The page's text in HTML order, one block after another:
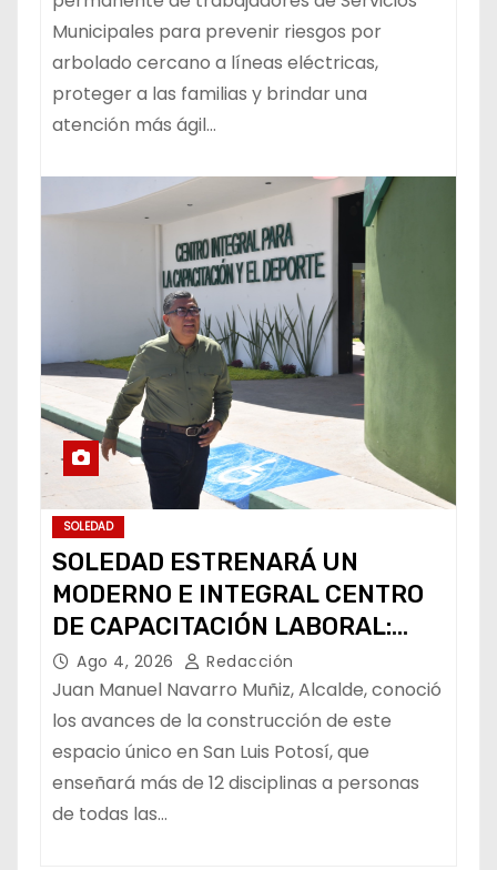
Municipales para prevenir riesgos por
arbolado cercano a líneas eléctricas,
proteger a las familias y brindar una
atención más ágil…
SOLEDAD
SOLEDAD ESTRENARÁ UN
MODERNO E INTEGRAL CENTRO
DE CAPACITACIÓN LABORAL:
ALCALDE
Ago 4, 2026 Redacción
Juan Manuel Navarro Muñiz, Alcalde, conoció
los avances de la construcción de este
espacio único en San Luis Potosí, que
enseñará más de 12 disciplinas a personas
de todas las…